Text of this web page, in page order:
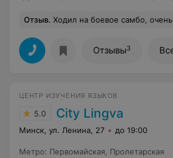
Отзыв. Ходил на боевое самбо, очень доволен. Хорошие тренера: 1. Дают классическую базу по борьбе и ударке. 2. Занятия проводят интересно,
Отзывы3
ЦЕНТР ИЗУЧЕНИЯ ЯЗЫКОВ
5.0 City Lingva
Минск, ул. Ленина, 27 до 19:00
Метро: Первомайская Пролетарская